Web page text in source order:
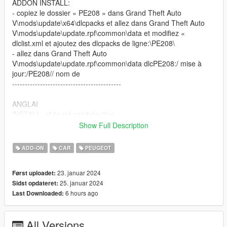
ADDON INSTALL:
- copiez le dossier « PE208 » dans Grand Theft Auto
V\mods\update\x64\dlcpacks et allez dans Grand Theft Auto
V\mods\update\update.rpf\common\data et modifiez «
dlclist.xml et ajoutez des dlcpacks de ligne:\PE208\
- allez dans Grand Theft Auto
V\mods\update\update.rpf\common\data dlcPE208:/ mise à
jour:/PE208// nom de
-------------------------------------------
ANGLAI
Vmodsupdatex64dlcpacks and go to Grand Theft Auto
Vmodsupdateupdate.rpfcommondata and edit "dlclist.xml and
- go to Grand Theft Auto Vmodsupdateupdate.rpfcommondata
dlcPE208/ update:/PE208// name of
-------------------------------------------------------------
Show Full Description
ADD-ON CAR PEUGEOT
Først uploadet: 23. januar 2024
Sidst opdateret: 25. januar 2024
Last Downloaded: 6 hours ago